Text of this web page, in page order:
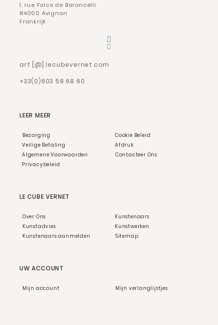
1, rue Folco de Baroncelli
84000 Avignon
Frankrijk
art [@] lecubevernet.com
+33(0)603 58 68 60
LEER MEER
Bezorging
Veilige Betaling
Algemene Voorwaarden
Privacybeleid
Cookie Beleid
Afdruk
Contacteer Ons
LE CUBE VERNET
Over Ons
Kunstadvies
Kunstenaars aanmelden
Kunstenaars
Kunstwerken
Sitemap
UW ACCOUNT
Mijn account Mijn verlanglijstjes